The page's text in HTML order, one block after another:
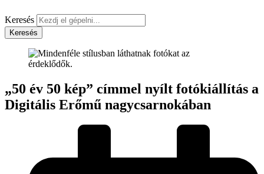
Keresés
Keresés
„50 év 50 kép” címmel nyílt fotókiállítás a
Digitális Erőmű nagycsarnokában